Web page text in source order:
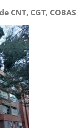
CNT, CGT,